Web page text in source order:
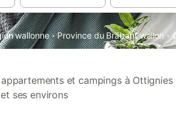
wallonne · Province du Brabant wallon ·
et campings à Ottignies
ses environs